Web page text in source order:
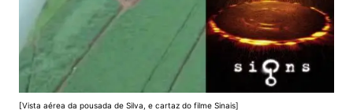
[Vista aérea da pousada de Silva, e cartaz do filme Sinais]